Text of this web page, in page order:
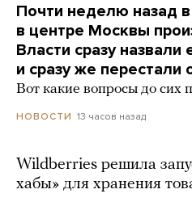
Почти неделю назад
в центре Москвы
Власти сразу
и сразу же перестали
Вот какие вопросы до сих
НОВОСТИ 13 часов назад
Wildberries решила
хабы» для хранения